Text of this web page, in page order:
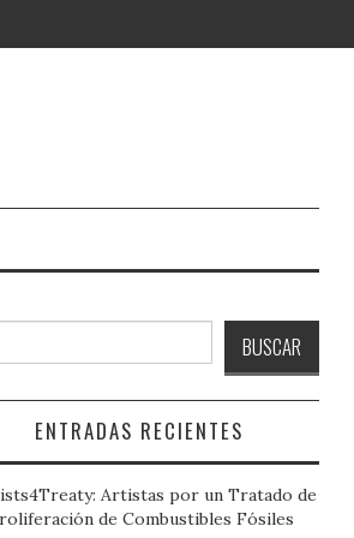
BUSCAR
ENTRADAS RECIENTES
Artistas por un Tratado de
de Combustibles Fósiles